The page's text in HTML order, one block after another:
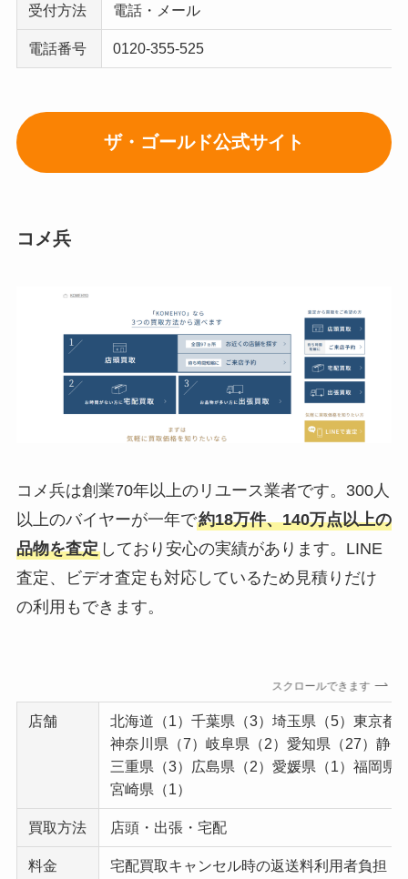
受付方法 電話・メール
電話番号 0120-355-525
ザ・ゴールド公式サイト
コメ兵
コメ兵は創業70年以上のリユース業者です。300人
以上のバイヤーが一年で約18万件、140万点以上の
品物を査定しており安心の実績があります。LINE
査定、ビデオ査定も対応しているため見積りだけ
の利用もできます。
スクロールできます
店舗
北海道（1）千葉県（3）埼玉県（5）東京都
神奈川県（7）岐阜県（2）愛知県（27）静
三重県（3）広島県（2）愛媛県（1）福岡県
宮崎県（1）
買取方法 店頭・出張・宅配
料金 宅配買取キャンセル時の返送料利用者負担